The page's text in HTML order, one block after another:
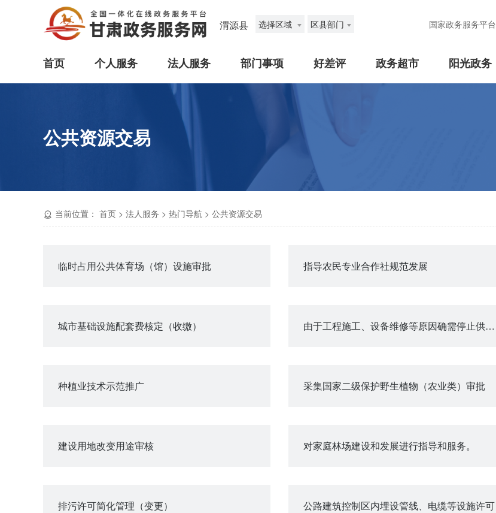
渭源县 选择区域 区县部门 国家政务服务平台
首页 个人服务 法人服务 部门事项 好差评 政务超市 阳光政务
公共资源交易
当前位置： 首页 > 法人服务 > 热门导航 > 公共资源交易
临时占用公共体育场（馆）设施审批 指导农民专业合作社规范发展
城市基础设施配套费核定（收缴） 由于工程施工、设备维修等原因确需停止供水的审批
种植业技术示范推广 采集国家二级保护野生植物（农业类）审批
建设用地改变用途审核 对家庭林场建设和发展进行指导和服务。
排污许可简化管理（变更） 公路建筑控制区内埋设管线、电缆等设施许可